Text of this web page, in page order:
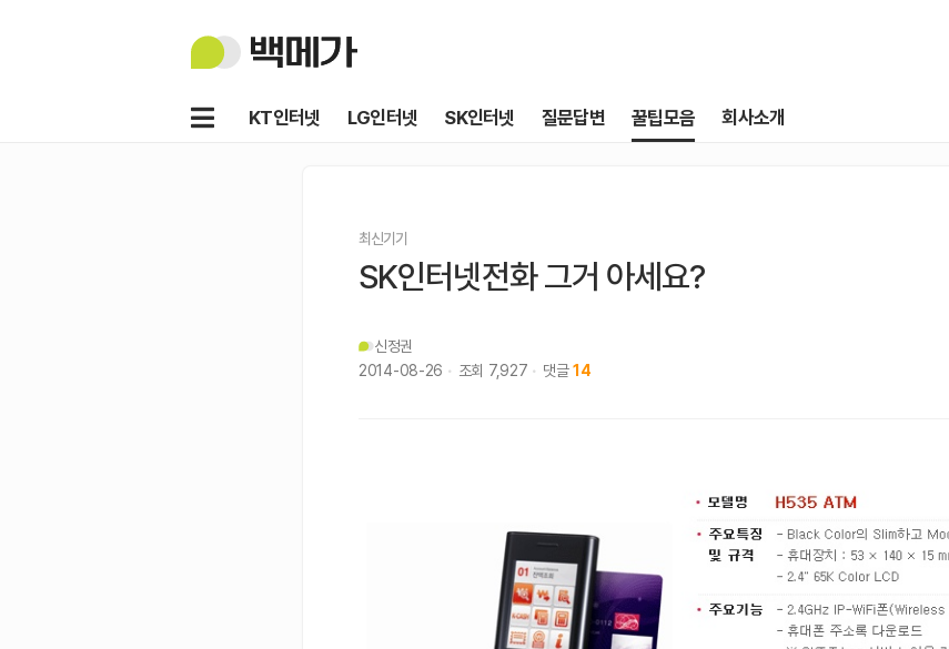
백
KT인터넷
LG인터넷 SK인터넷 질문답변 꿀팁모음 회사소개
메
최신기기
SK인터넷전화 그거 아세요?
신정권
2014-08-26
조회 7,927 댓글 14